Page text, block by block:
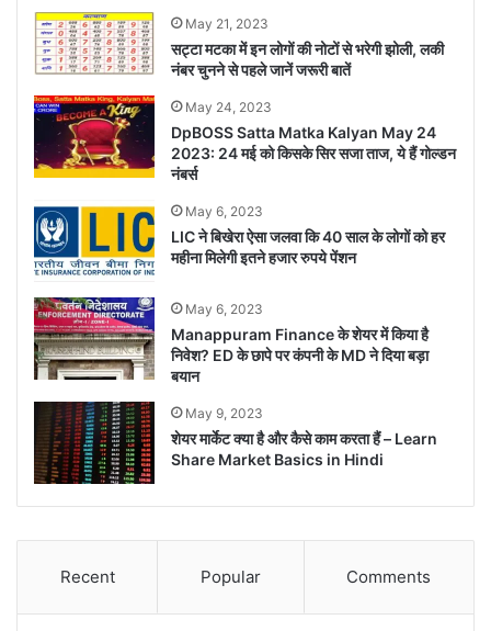
May 21, 2023
सट्टा मटका में इन लोगों की नोटों से भरेगी झोली, लकी
नंबर चुनने से पहले जानें जरूरी बातें
May 24, 2023
DpBOSS Satta Matka Kalyan May 24
2023: 24 मई को किसके सिर सजा ताज, ये हैं गोल्डन
नंबर्स
May 6, 2023
LIC ने बिखेरा ऐसा जलवा कि 40 साल के लोगों को हर
महीना मिलेगी इतने हजार रुपये पेंशन
May 6, 2023
Manappuram Finance के शेयर में किया है
निवेश? ED के छापे पर कंपनी के MD ने दिया बड़ा
बयान
May 9, 2023
शेयर मार्केट क्या है और कैसे काम करता हैं – Learn
Share Market Basics in Hindi
Recent Popular Comments